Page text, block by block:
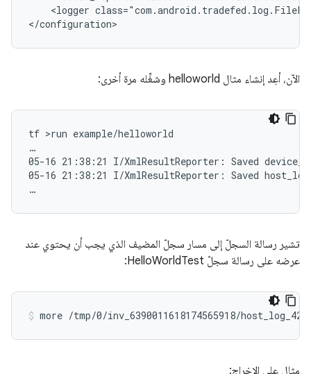
<logger
</configuration>
الآن، أعِد إنشاء مثال helloworld وشغِّله مرة أخرى:
tf >run example/helloworld
…
05-16 21:38:21 I/XmlResultReporter: Saved
05-16 21:38:21 I/XmlResultReporter: Saved host_log
تشير رسالة السجلّ إلى مسار سجلّ المضيف الذي يجب أن يحتوي عند
عرضه على رسالة سجلّ HelloWorldTest:
more /tmp/0/inv_6390011618174565918/
مثال على الإخراج: